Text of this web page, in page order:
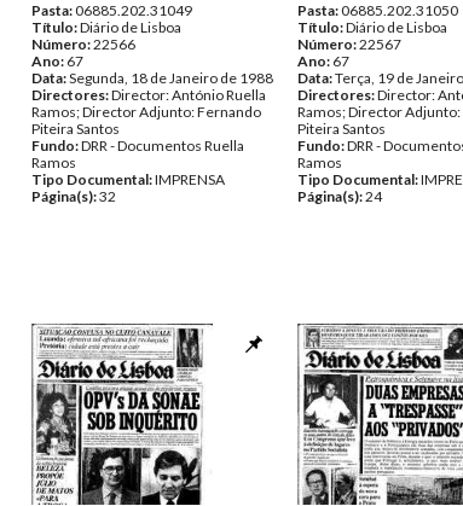
Pasta:06885.202.31049
Título:Diário de Lisboa
Número:22566
Ano: 67
Data:Segunda, 18 de Janeiro de 1988
Directores:Director: António Ruella
Ramos; Director Adjunto: Fernando
Piteira Santos
Fundo:DRR - Documentos Ruella
Ramos
Tipo Documental:IMPRENSA
Página(s):32
Pasta:06885.202.31050
Título:Diário de Lisboa
Número:22567
Ano: 67
Data:Terça, 19 de
Directores:Director:
Ramos; Director
Piteira Santos
Fundo:DRR -
Ramos
Tipo Documental:
Página(s):24